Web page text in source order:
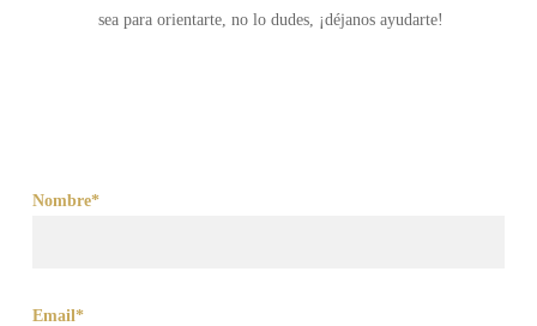
sea para orientarte, no lo dudes, ¡déjanos ayudarte!
Nombre*
Email*